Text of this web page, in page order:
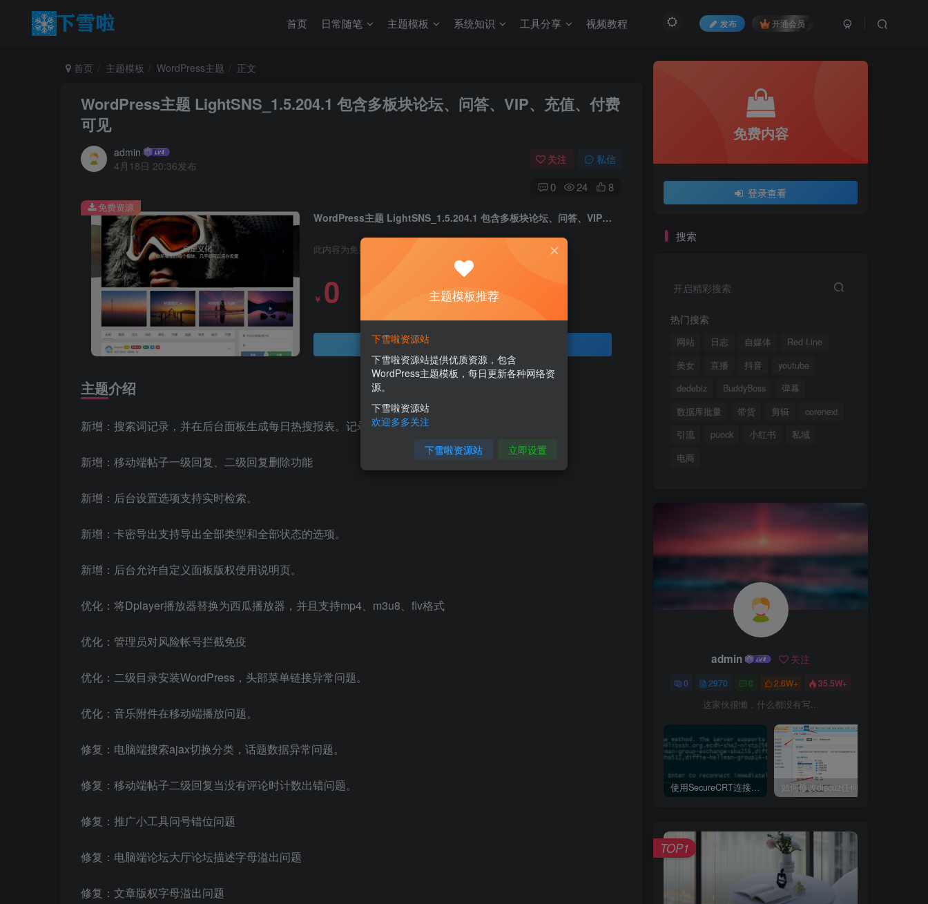
发布 开通会员
首页 日常随笔 主题模板 系统知识 工具分享 视频教程
首页 主题模板 WordPress主题 正文
WordPress主题 LightSNS_1.5.204.1 包含多板块论坛、问答、VIP、充值、付费
可见
admin
4月18日 20:36发布
关注 私信
0 24 8
WordPress主题 LightSNS_1.5.204.1 包含多板块论坛、问答、VIP、充值、付费可见
此内容为免费资源，请登录后查看
￥ 0
免费资源
主题介绍
新增：搜索词记录，并在后台面板生成每日热搜报表。记录用户搜索端点、时间、用户ID等
新增：移动端帖子一级回复、二级回复删除功能
新增：后台设置选项支持实时检索。
新增：卡密导出支持导出全部类型和全部状态的选项。
新增：后台允许自定义面板版权使用说明页。
优化：将Dplayer播放器替换为西瓜播放器，并且支持mp4、m3u8、flv格式
优化：管理员对风险帐号拦截免疫
优化：二级目录安装WordPress，头部菜单链接异常问题。
优化：音乐附件在移动端播放问题。
修复：电脑端搜索ajax切换分类，话题数据异常问题。
修复：移动端帖子二级回复当没有评论时计数出错问题。
修复：推广小工具问号错位问题
修复：电脑端论坛大厅论坛描述字母溢出问题
修复：文章版权字母溢出问题
免费内容
登录查看
搜索
开启精彩搜索
热门搜索
网站 日志 自媒体
Red Line
美女
直播 抖音
youtube
dedebiz
BuddyBoss
弹幕
数据库批量
带货 剪辑
corenext
引流
puock 小红书
私域
电商
admin 关注
0 2970 0 2.6W+ 35.5W+
这家伙很懒，什么都没有写...
使用SecureCRT连接Ubuntu20.04报错：Key exchange failed. No compatible key exchange method.
TOP1
主题模板推荐
下雪啦资源站
下雪啦资源站提供优质资源，包含
WordPress主题模板，每日更新各种网络资
源。
下雪啦资源站
欢迎多多关注
下雪啦资源站 立即设置